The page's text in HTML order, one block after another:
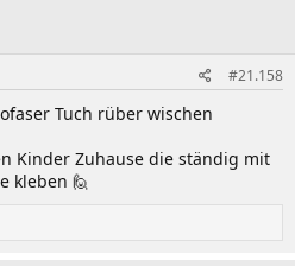
#21.158
Tuch rüber wischen
Kinder Zuhause die ständig mit
kleben 🙋